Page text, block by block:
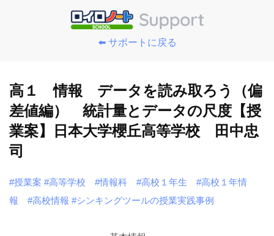
⬅️ サポートに戻る
高１ 情報 データを読み取ろう（偏
差値編） 統計量とデータの尺度【授
業案】日本大学櫻丘高等学校 田中忠
司
#授業案 #高等学校 #情報科 #高校１年生
#高校１年情
報
#高校情報 #シンキングツールの授業実践事例